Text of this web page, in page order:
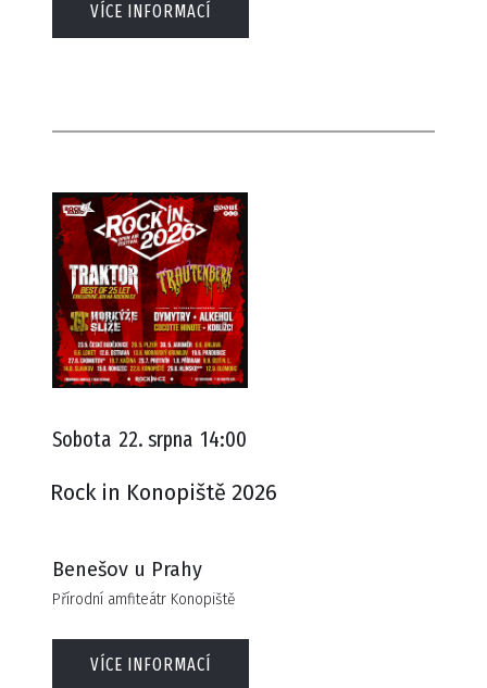
VÍCE INFORMACÍ
Sobota 22. srpna 14:00
Rock in Konopiště 2026
Benešov u Prahy
Přírodní amfiteátr Konopiště
VÍCE INFORMACÍ